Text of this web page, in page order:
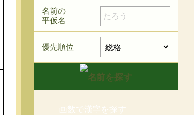
名前の
平仮名
優先順位
画数で漢字を探す